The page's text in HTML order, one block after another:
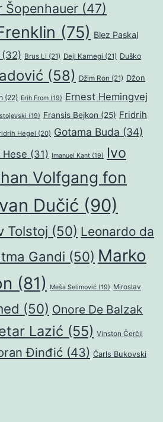
Šopenhauer (47)
(75) Blez Paskal
(32) Brus Li (21) Dejl Karnegi (21) Duško
(58) Džim Ron (21) Džon
(22) Erih From (19) Ernest Hemingvej
(19) Fransis Bejkon (25) Fridrih
Hegel (20) Gotama Buda (34)
Hese (31) Imanuel Kant (19)
Ivo
Volfgang fon
Dučić (90)
Tolstoj (50) Leonardo da
Gandi (50) Marko
(81) Meša Selimović (19) Miroslav
(50) Onore De Balzak
Lazić (55) Vinston Čerčil
Đinđić (43) Čarls Bukovski